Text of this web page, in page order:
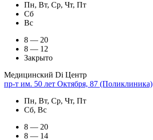
Пн, Вт, Ср, Чт, Пт
Сб
Вс
8 — 20
8 — 12
Закрыто
Медицинский Di Центр
пр-т им. 50 лет Октября, 87 (Поликлиника)
Пн, Вт, Ср, Чт, Пт
Сб, Вс
8 — 20
8 — 14